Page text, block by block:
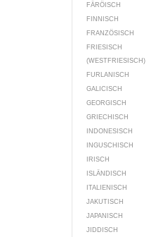
FÄRÖISCH
FINNISCH
FRANZÖSISCH
FRIESISCH
(WESTFRIESISCH)
FURLANISCH
GALICISCH
GEORGISCH
GRIECHISCH
INDONESISCH
INGUSCHISCH
IRISCH
ISLÄNDISCH
ITALIENISCH
JAKUTISCH
JAPANISCH
JIDDISCH